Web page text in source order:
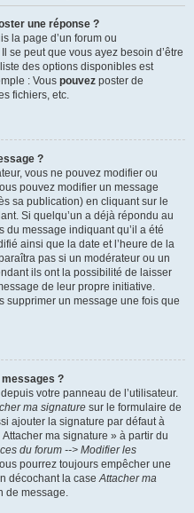
une réponse ?
la page d’un forum ou
se peut que vous ayez besoin d’être
des options disponibles est
: Vous pouvez poster de
fichiers, etc.
?
vous ne pouvez modifier ou
pouvez modifier un message
sa publication) en cliquant sur le
Si quelqu’un a déjà répondu au
du message indiquant qu’il a été
ainsi que la date et l’heure de la
pas si un modérateur ou un
ils ont la possibilité de laisser
de leur propre initiative.
supprimer un message une fois que
?
votre panneau de l’utilisateur.
ma signature sur le formulaire de
ajouter la signature par défaut à
ma signature » à partir du
du forum --> Modifier les
pourrez toujours empêcher une
décochant la caseAttacher ma
de message.